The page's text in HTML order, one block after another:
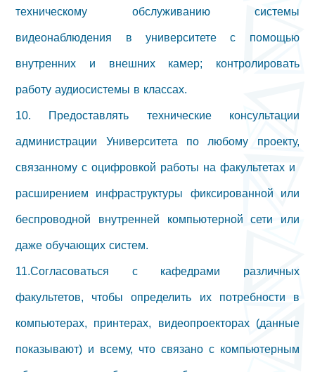
техническому обслуживанию системы
видеонаблюдения в университете с помощью
внутренних и внешних камер; контролировать
работу аудиосистемы в классах.
10. Предоставлять технические консультации
администрации Университета по любому проекту,
связанному с оцифровкой работы на факультетах и ​​
расширением инфраструктуры фиксированной или
беспроводной внутренней компьютерной сети или
даже обучающих систем.
11.Согласоваться с кафедрами различных
факультетов, чтобы определить их потребности в
компьютерах, принтерах, видеопроекторах (данные
показывают) и всему, что связано с компьютерным